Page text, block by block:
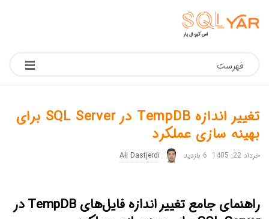
فهرست
تغییر اندازه TempDB در SQL Server برای
بهینه سازی عملکرد
خرداد 22, 1405 6 بازدید Ali Dastjerdi
راهنمای جامع تغییر اندازه فایل‌های TempDB در